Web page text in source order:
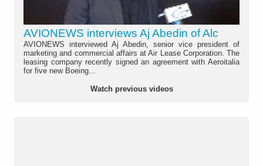
AVIONEWS interviews Aj Abedin of Alc
AVIONEWS interviewed Aj Abedin, senior vice president of
marketing and commercial affairs at Air Lease Corporation. The
leasing company recently signed an agreement with Aeroitalia
for five new Boeing...
Watch previous videos